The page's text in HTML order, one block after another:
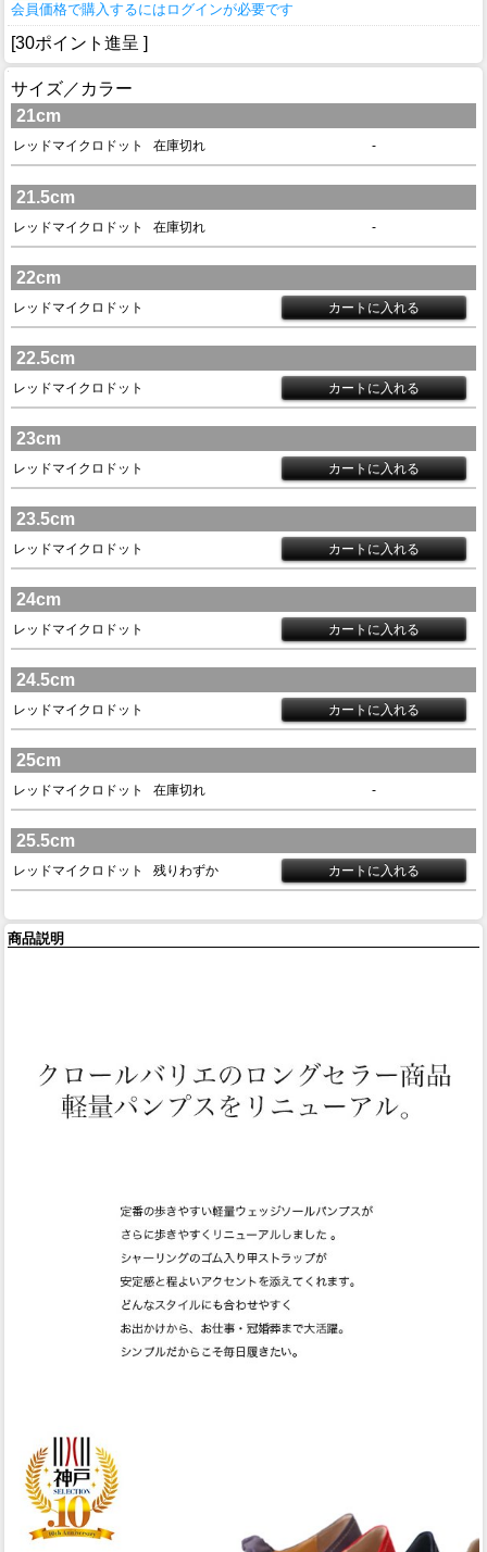
会員価格で購入するにはログインが必要です
[30ポイント進呈 ]
サイズ／カラー
21cm
レッドマイクロドット 在庫切れ -
21.5cm
レッドマイクロドット 在庫切れ -
22cm
レッドマイクロドット
22.5cm
レッドマイクロドット
23cm
レッドマイクロドット
23.5cm
レッドマイクロドット
24cm
レッドマイクロドット
24.5cm
レッドマイクロドット
25cm
レッドマイクロドット 在庫切れ -
25.5cm
レッドマイクロドット 残りわずか
商品説明